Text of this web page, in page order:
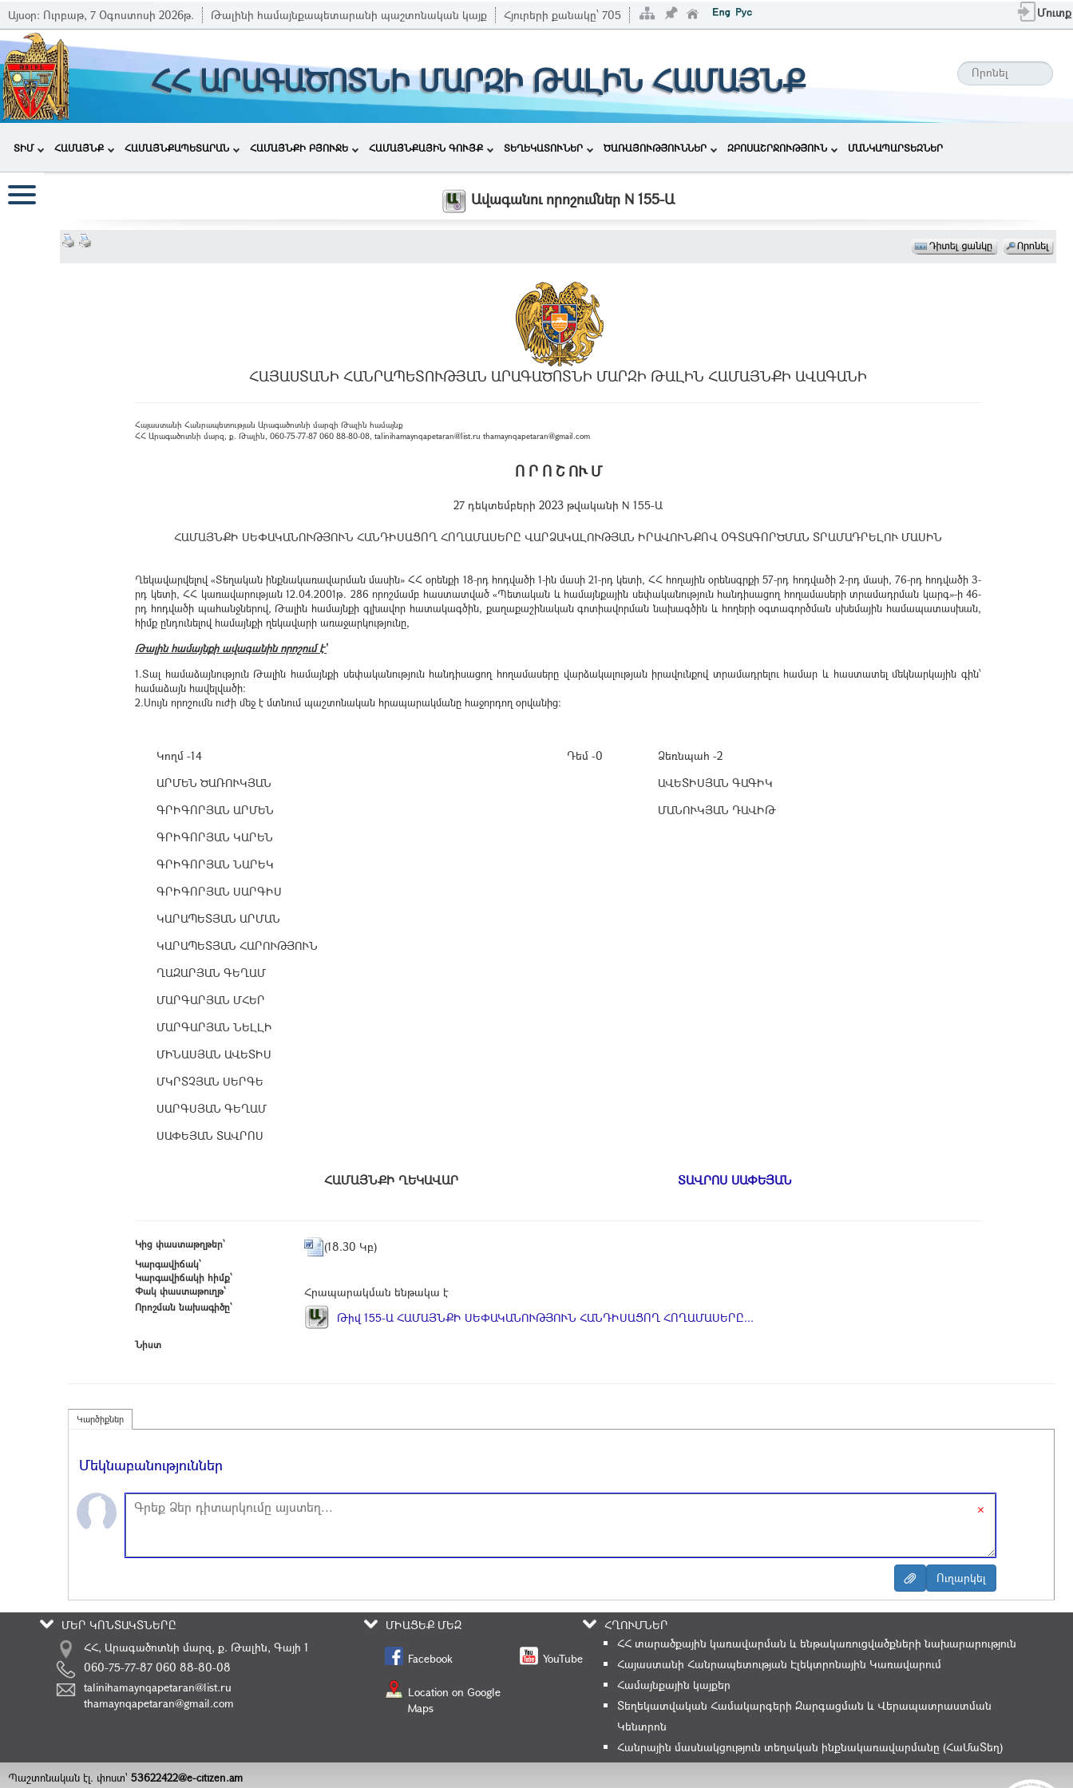
Այսօր: Ուրբաթ, 7 Օգոստոսի 2026թ. Թալինի համայնքապետարանի պաշտոնական կայք Հյուրերի քանակը՝ 705 Մուտք
ՀՀ ԱՐԱԳԱԾՈՏՆԻ ՄԱՐԶԻ ԹԱԼԻՆ ՀԱՄԱՅՆՔ
ՏԻՄ ՀԱՄԱՅՆՔ ՀԱՄԱՅՆՔԱՊԵՏԱՐԱՆ ՀԱՄԱՅՆՔԻ ԲՅՈՒՋԵ ՀԱՄԱՅՆՔԱՅԻՆ ԳՈՒՅՔ ՏԵՂԵԿԱՏՈՒՆԵՐ ԾԱՌԱՅՈՒԹՅՈՒՆՆԵՐ ԶԲՈՍԱՇՐՋՈՒԹՅՈՒՆ ՄԱՆԿԱՊԱՐՏԵԶՆԵՐ
Ավագանու որոշումներ N 155-Ա
ՀԱՅԱՍՏԱՆԻ ՀԱՆՐԱՊԵՏՈՒԹՅԱՆ ԱՐԱԳԱԾՈՏՆԻ ՄԱՐԶԻ ԹԱԼԻՆ ՀԱՄԱՅՆՔԻ ԱՎԱԳԱՆԻ
Հայաստանի Հանրապետության Արագածոտնի մարզի Թալին համայնք
ՀՀ Արագածոտնի մարզ, ք. Թալին, 060-75-77-87 060 88-80-08, talinihamaynqapetaran@list.ru thamaynqapetaran@gmail.com
Ո Ր Ո Շ ՈՒ Մ
27 դեկտեմբերի 2023 թվականի N 155-Ա
ՀԱՄԱՅՆՔԻ ՍԵՓԱԿԱՆՈՒԹՅՈՒՆ ՀԱՆԴԻՍԱՑՈՂ ՀՈՂԱՄԱՍԵՐԸ ՎԱՐՁԱԿԱԼՈՒԹՅԱՆ ԻՐԱՎՈՒՆՔՈՎ ՕԳՏԱԳՈՐԾՄԱՆ ՏՐԱՄԱԴՐԵԼՈՒ ՄԱՍԻՆ
Ղեկավարվելով «Տեղական ինքնակառավարման մասին» ՀՀ օրենքի 18-րդ հոդվածի 1-ին մասի 21-րդ կետի, ՀՀ հողային օրենսգրքի 57-րդ հոդվածի 2-րդ մասի, 76-րդ հոդվածի 3-
րդ կետի, ՀՀ կառավարության 12.04.2001թ. 286 որոշմամբ հաստատված «Պետական և համայնքային սեփականություն հանդիսացող հողամասերի տրամադրման կարգ»-ի 46-
րդ հոդվածի պահանջներով, Թալին համայնքի գլխավոր հատակագծին, քաղաքաշինական գոտիավորման նախագծին և հողերի օգտագործման սխեմային համապատասխան,
հիմք ընդունելով համայնքի ղեկավարի առաջարկությունը,
Թալին համայնքի ավագանին որոշում է՝
1.Տալ համաձայնություն Թալին համայնքի սեփականություն հանդիսացող հողամասերը վարձակալության իրավունքով տրամադրելու համար և հաստատել մեկնարկային գին՝
համաձայն հավելվածի:
2.Սույն որոշումն ուժի մեջ է մտնում պաշտոնական հրապարակմանը հաջորդող օրվանից։
Կողմ -14
ԱՐՄԵՆ ԾԱՌՈՒԿՅԱՆ
ԳՐԻԳՈՐՅԱՆ ԱՐՄԵՆ
ԳՐԻԳՈՐՅԱՆ ԿԱՐԵՆ
ԳՐԻԳՈՐՅԱՆ ՆԱՐԵԿ
ԳՐԻԳՈՐՅԱՆ ՍԱՐԳԻՍ
ԿԱՐԱՊԵՏՅԱՆ ԱՐՄԱՆ
ԿԱՐԱՊԵՏՅԱՆ ՀԱՐՈՒԹՅՈՒՆ
ՂԱԶԱՐՅԱՆ ԳԵՂԱՄ
ՄԱՐԳԱՐՅԱՆ ՄՀԵՐ
ՄԱՐԳԱՐՅԱՆ ՆԵԼԼԻ
ՄԻՆԱՍՅԱՆ ԱՎԵՏԻՍ
ՄԿՐՏՉՅԱՆ ՍԵՐԳԵ
ՍԱՐԳՍՅԱՆ ԳԵՂԱՄ
ՍԱՓԵՅԱՆ ՏԱՎՐՈՍ
Դեմ -0
Ձեռնպահ -2
ԱՎԵՏԻՍՅԱՆ ԳԱԳԻԿ
ՄԱՆՈՒԿՅԱՆ ԴԱՎԻԹ
ՀԱՄԱՅՆՔԻ ՂԵԿԱՎԱՐ ՏԱՎՐՈՍ ՍԱՓԵՅԱՆ
Կից փաստաթղթեր՝ (18.30 Կբ)
Կարգավիճակ՝
Կարգավիճակի հիմք՝
Փակ փաստաթուղթ՝
Հրապարակման ենթակա է
Որոշման նախագիծը՝
Թիվ 155-Ա ՀԱՄԱՅՆՔԻ ՍԵՓԱԿԱՆՈՒԹՅՈՒՆ ՀԱՆԴԻՍԱՑՈՂ ՀՈՂԱՄԱՍԵՐԸ...
Նիստ
Կարծիքներ
Մեկնաբանություններ
×
ՄԵՐ ԿՈՆՏԱԿՏՆԵՐԸ ՄԻԱՑԵՔ ՄԵԶ
ՀՂՈՒՄՆԵՐ
ՀՀ, Արագածոտնի մարզ, ք. Թալին, Գայի 1
060-75-77-87 060 88-80-08
talinihamaynqapetaran@list.ru
thamaynqapetaran@gmail.com
Facebook
Location on Google
Maps
YouTube
ՀՀ տարածքային կառավարման և ենթակառուցվածքների նախարարություն
Հայաստանի Հանրապետության Էլեկտրոնային Կառավարում
Համայնքային կայքեր
Տեղեկատվական Համակարգերի Զարգացման և Վերապատրաստման
Կենտրոն
Հանրային մասնակցություն տեղական ինքնակառավարմանը (ՀաՄաՏեղ)
Պաշտոնական էլ. փոստ` 53622422@e-citizen.am